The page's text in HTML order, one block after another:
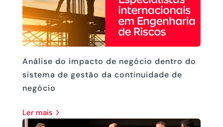
Análise do impacto de negócio dentro do
sistema de gestão da continuidade de
negócio
ler mais